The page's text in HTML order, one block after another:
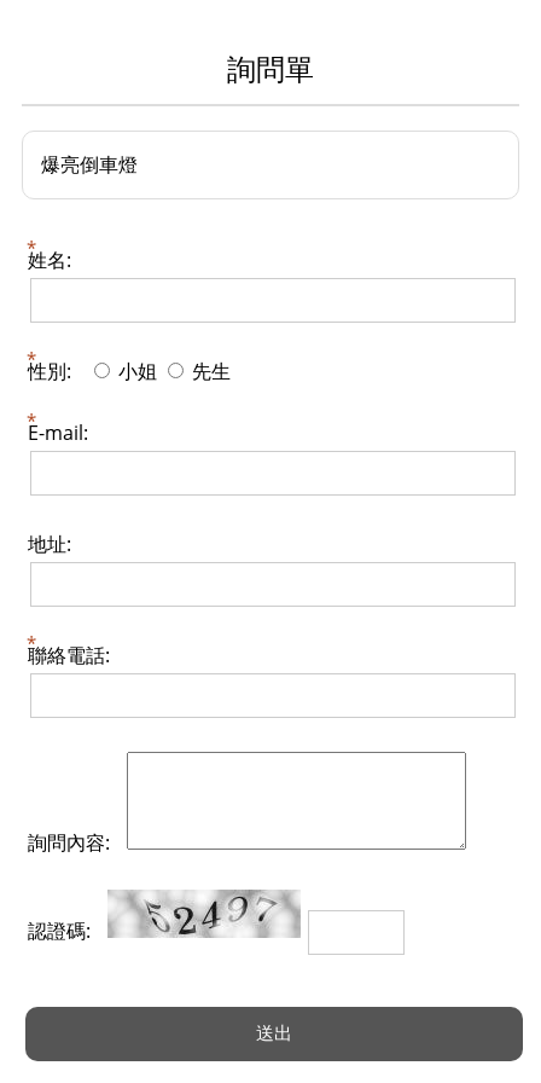
詢問單
爆亮倒車燈
姓名:
性別: 小姐 先生
E-mail:
地址:
聯絡電話:
詢問內容:
認證碼: